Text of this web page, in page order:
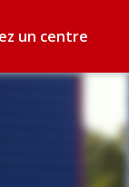
un centre